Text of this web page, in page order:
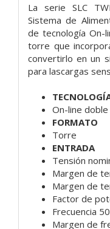
La serie SLC
Sistema de
de tecnología On-
torre que
convertirlo en un
para lascargas
On-line
FORMATO
Torre
ENTRADA
Tensión
Margen de
Margen de
Factor de
Frecuencia
Margen de